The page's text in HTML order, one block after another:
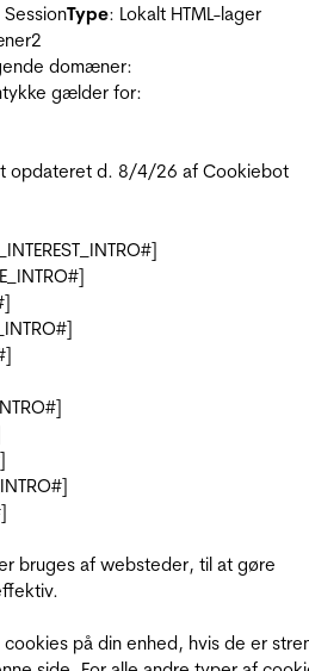
SessionType: Lokalt HTML-lager
2
domæner:
gælder for:
opdateret d. 8/4/26 af Cookiebot
bruges af websteder, til at gøre
på din enhed, hvis de er